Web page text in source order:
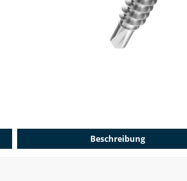
Beschreibung